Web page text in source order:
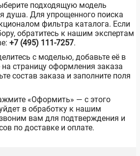
подходящую модель
душа. Для упрощенного поиска
фильтра каталога. Если
обратитесь к нашим экспертам
+7 (495) 111-7257.
с моделью, добавьте её в
на страницу оформления заказа
состав заказа и заполните поля
«Оформить» — с этого
в обработку к нашим
вам для подтверждения и
по доставке и оплате.